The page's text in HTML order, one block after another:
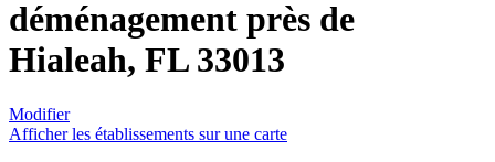
déménagement près de
Hialeah, FL 33013
Modifier
Afficher les établissements sur une carte